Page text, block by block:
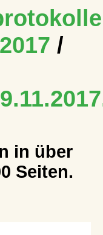
2017 /
in über
Seiten.